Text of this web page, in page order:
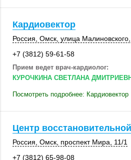
Кардиовектор
Россия Омск , улица Малиновского,
+7 (3812) 59-61-58
Прием ведет врач-кардиолог:
КУРОЧКИНА СВЕТЛАНА
Посмотреть подробнее: Кардиовектор
Центр
Россия Омск проспект Мира
11/1
+7 (3812) 65-98-08